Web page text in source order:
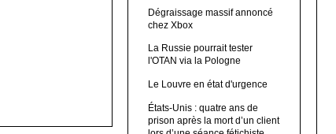
Dégraissage massif annoncé
chez Xbox
La Russie pourrait tester
l'OTAN via la Pologne
Le Louvre en état d'urgence
États-Unis : quatre ans de
prison après la mort d’un client